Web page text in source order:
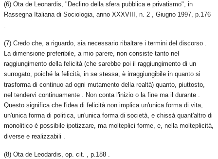
(6) Ota de Leonardis, "Declino della sfera pubblica e privatismo", in
Rassegna Italiana di Sociologia, anno XXXVIII, n. 2 , Giugno 1997, p.176
(7) Credo che, a riguardo, sia necessario ribaltare i termini del discorso .
La dimensione preferibile, a mio parere, non consiste tanto nel
raggiungimento della felicità (che sarebbe poi il raggiungimento di un
surrogato, poiché la felicità, in se stessa, è irraggiungibile in quanto si
trasforma di continuo ad ogni mutamento della realtà) quanto, piuttosto,
nel tendervi continuamente . Non conta l'inizio o la fine ma il durante .
Questo significa che l'idea di felicità non implica un'unica forma di vita,
un'unica forma di politica, un'unica forma di società, e chissà quant'altro di
monolitico è possibile ipotizzare, ma molteplici forme, e, nella molteplicità,
diverse e realizzabili .
(8) Ota de Leodardis, op. cit. , p.188 .